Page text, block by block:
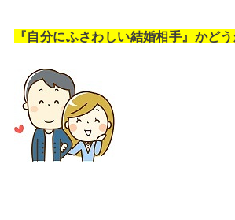
『自分にふさわしい結婚相手』かどう